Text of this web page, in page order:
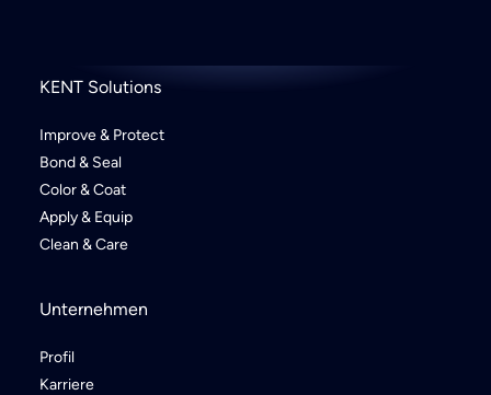
KENT Solutions
Improve & Protect
Bond & Seal
Color & Coat
Apply & Equip
Clean & Care
Unternehmen
Profil
Karriere